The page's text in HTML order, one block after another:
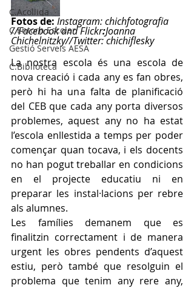
C.Acollida
C.Entorn Escolar
Gestió Serveis AESA
C.Biblioteca
Fotos de: Instagram: chichfotografia
//Facebook and Flickr:Joanna
Chichelnitzky//Twitter: chichiflesky
La nostra escola és una escola de
nova creació i cada any es fan obres,
però hi ha una falta de planificació
del CEB que cada any porta diversos
problemes, aquest any no ha estat
l’escola enllestida a temps per poder
començar quan tocava, i els docents
no han pogut treballar en condicions
en el projecte educatiu ni en
preparar les instal·lacions per rebre
als alumnes.
Les famílies demanem que es
finalitzin correctament i de manera
urgent les obres pendents d’aquest
estiu, però també que resolguin el
problema que tenim any rere any,